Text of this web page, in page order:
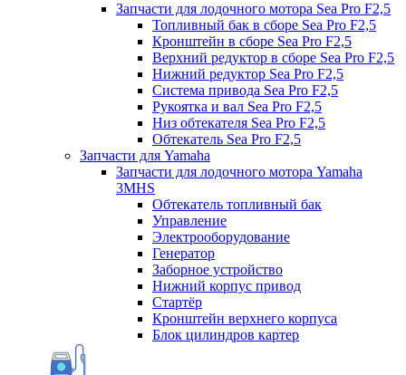
Запчасти для лодочного мотора Sea Pro F2,5
Топливный бак в сборе Sea Pro F2,5
Кронштейн в сборе Sea Pro F2,5
Верхний редуктор в сборе Sea Pro F2,5
Нижний редуктор Sea Pro F2,5
Система привода Sea Pro F2,5
Рукоятка и вал Sea Pro F2,5
Низ обтекателя Sea Pro F2,5
Обтекатель Sea Pro F2,5
Запчасти для Yamaha
Запчасти для лодочного мотора Yamaha
3MHS
Обтекатель топливный бак
Управление
Электрооборудование
Генератор
Заборное устройство
Нижний корпус привод
Стартёр
Кронштейн верхнего корпуса
Блок цилиндров картер